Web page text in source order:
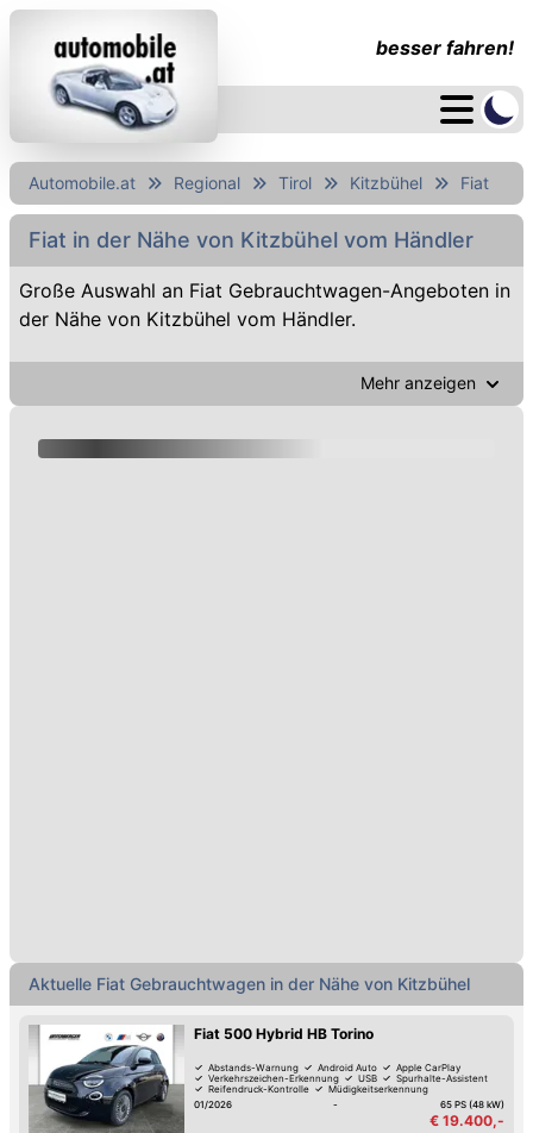
besser fahren!
Automobile.at Regional Tirol Kitzbühel Fiat
Fiat in der Nähe von Kitzbühel vom Händler
Große Auswahl an Fiat Gebrauchtwagen-Angeboten in
der Nähe von Kitzbühel vom Händler.
Mehr anzeigen
Aktuelle Fiat Gebrauchtwagen in der Nähe von Kitzbühel
Fiat 500 Hybrid HB Torino
Abstands-Warnung Android Auto
Apple CarPlay
Verkehrszeichen-Erkennung
USB
Spurhalte-Assistent
Reifendruck-Kontrolle
Müdigkeitserkennung
01/2026
- 65 PS (48 kW)
€ 19.400,-